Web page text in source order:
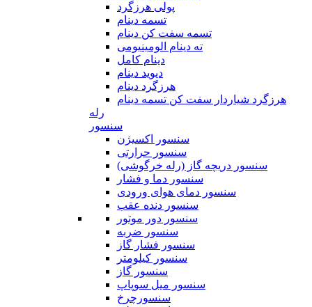
پولی هرزگرد
تسمه دینام
تسمه سفت کن دینام
ته دینام الومینیومی
دینام کامل
دیوید دینام
هرزگرد دینام
هرزگرد شیاردار سفت کن تسمه دینام
رله
سنسور
سنسور اکسیژن
سنسور حرارتی
سنسور دریچه گاز (رله خرگوشی)
سنسور دما و فشار
سنسور دمای هوای ورودی
سنسور دنده عقب
سنسور دور موتور
سنسور ضربه
سنسور فشار گاز
سنسور کیلومتر
سنسور گاز
سنسور میل سوپاپ
سنسورچرخ